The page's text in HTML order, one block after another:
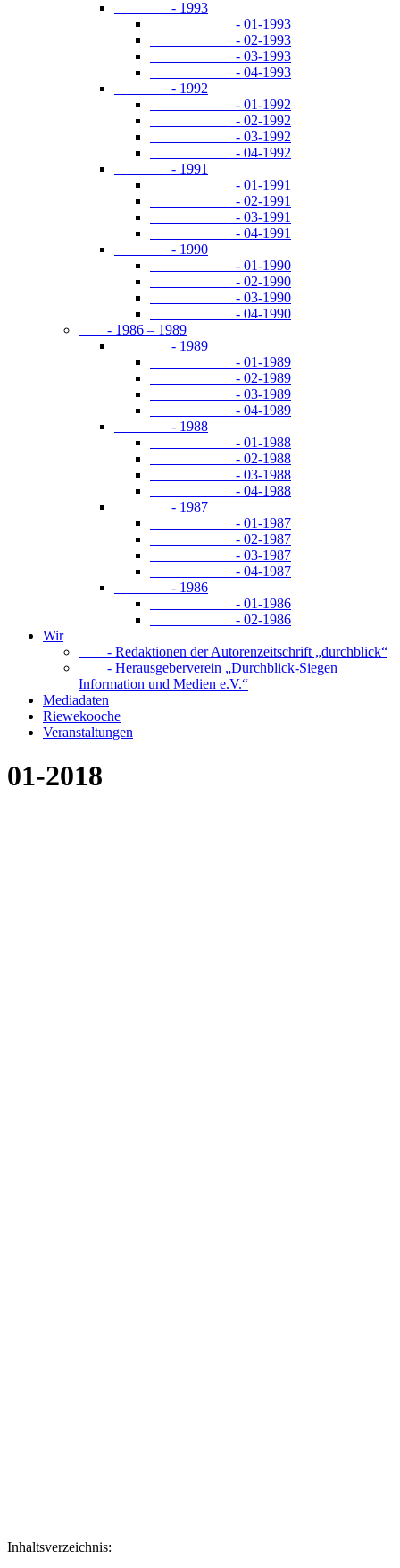
- 1993
- 01-1993
- 02-1993
- 03-1993
- 04-1993
- 1992
- 01-1992
- 02-1992
- 03-1992
- 04-1992
- 1991
- 01-1991
- 02-1991
- 03-1991
- 04-1991
- 1990
- 01-1990
- 02-1990
- 03-1990
- 04-1990
- 1986 – 1989
- 1989
- 01-1989
- 02-1989
- 03-1989
- 04-1989
- 1988
- 01-1988
- 02-1988
- 03-1988
- 04-1988
- 1987
- 01-1987
- 02-1987
- 03-1987
- 04-1987
- 1986
- 01-1986
- 02-1986
Wir
- Redaktionen der Autorenzeitschrift „durchblick“
- Herausgeberverein „Durchblick-Siegen
Information und Medien e.V.“
Mediadaten
Riewekooche
Veranstaltungen
01-2018
Inhaltsverzeichnis: